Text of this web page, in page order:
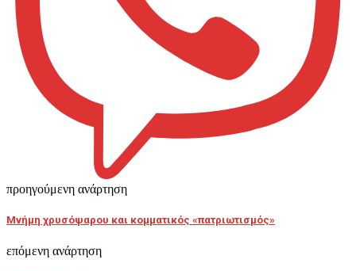
προηγούμενη ανάρτηση
Μνήμη χρυσόψαρου και κομματικός «πατριωτισμός»
επόμενη ανάρτηση